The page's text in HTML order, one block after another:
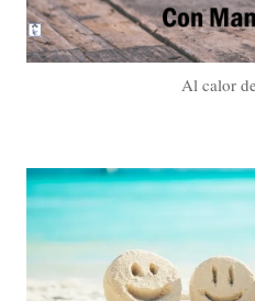
Al calor